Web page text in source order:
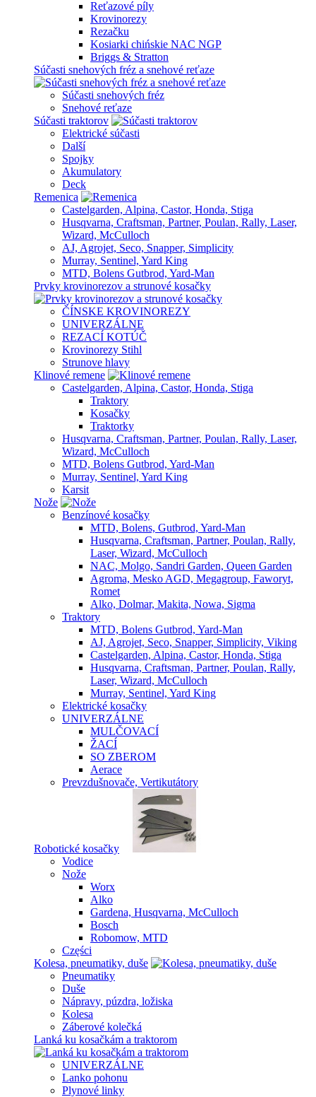
Reťazové píly
Krovinorezy
Rezačku
Kosiarki chińskie NAC NGP
Briggs & Stratton
Súčasti snehových fréz a snehové reťaze
Súčasti snehových fréz
Snehové reťaze
Súčasti traktorov
Elektrické súčasti
Další
Spojky
Akumulatory
Deck
Remenica
Castelgarden, Alpina, Castor, Honda, Stiga
Husqvarna, Craftsman, Partner, Poulan, Rally, Laser,
Wizard, McCulloch
AJ, Agrojet, Seco, Snapper, Simplicity
Murray, Sentinel, Yard King
MTD, Bolens Gutbrod, Yard-Man
Prvky krovinorezov a strunové kosačky
ČÍNSKE KROVINOREZY
UNIVERZÁLNE
REZACÍ KOTÚČ
Krovinorezy Stihl
Strunove hlavy
Klinové remene
Castelgarden, Alpina, Castor, Honda, Stiga
Traktory
Kosačky
Traktorky
Husqvarna, Craftsman, Partner, Poulan, Rally, Laser,
Wizard, McCulloch
MTD, Bolens Gutbrod, Yard-Man
Murray, Sentinel, Yard King
Karsit
Nože
Benzínové kosačky
MTD, Bolens, Gutbrod, Yard-Man
Husqvarna, Craftsman, Partner, Poulan, Rally,
Laser, Wizard, McCulloch
NAC, Molgo, Sandri Garden, Queen Garden
Agroma, Mesko AGD, Megagroup, Faworyt,
Romet
Alko, Dolmar, Makita, Nowa, Sigma
Traktory
MTD, Bolens Gutbrod, Yard-Man
AJ, Agrojet, Seco, Snapper, Simplicity, Viking
Castelgarden, Alpina, Castor, Honda, Stiga
Husqvarna, Craftsman, Partner, Poulan, Rally,
Laser, Wizard, McCulloch
Murray, Sentinel, Yard King
Elektrické kosačky
UNIVERZÁLNE
MULČOVACÍ
ŽACÍ
SO ZBEROM
Aerace
Prevzdušnovače, Vertikutátory
Robotické kosačky
Vodice
Nože
Worx
Alko
Gardena, Husqvarna, McCulloch
Bosch
Robomow, MTD
Części
Kolesa, pneumatiky, duše
Pneumatiky
Duše
Nápravy, púzdra, ložiska
Kolesa
Záberové kolečká
Lanká ku kosačkám a traktorom
UNIVERZÁLNE
Lanko pohonu
Plynové linky